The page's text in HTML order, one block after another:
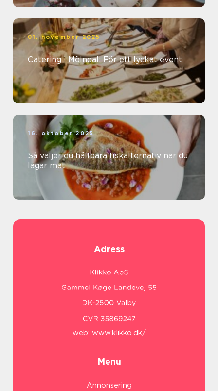
01. november 2025
Catering i Mölndal: För ett lyckat event
16. oktober 2025
Så väljer du hållbara fiskalternativ när du
lagar mat
Adress
web: www.klikko.dk/
Menu
Annonsering